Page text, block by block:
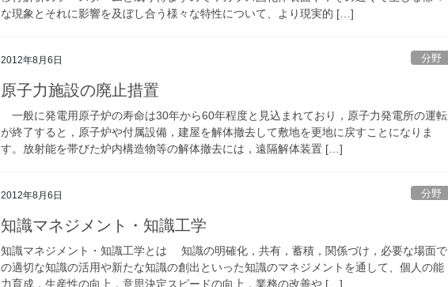
な現象とそれに影響を及ぼし合う様々な特性について、より現実的 […]
2012年8月6日 分野
原子力施設の廃止措置
一般に発電用原子炉の寿命は30年から60年程度と見込まれており，原子力発電所の運転
が終了すると，原子炉や付属設備，建屋を解体撤去して敷地を更地に戻すことになりま
す。放射能を帯びた炉内構造物等の解体撤去には，遠隔解体装置 […]
2012年8月6日 分野
知識マネジメント・知識工学
知識マネジメント・知識工学とは 知識の明確化，共有，蓄積，関係づけ，必要な場面で
の適切な知識の活用や新たな知識の創出といった知識のマネジメントを通して、個人の能
力育成，生産性の向上，意思決定スピードの向上，業務の改善や […]